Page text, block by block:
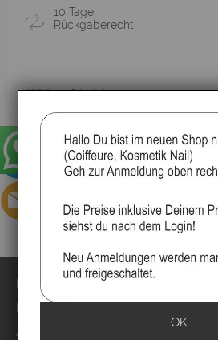
10 Tage
Rückgaberecht
▸Widerrufsbelehrung
Impressum
Kontakt
Anmelden
OK